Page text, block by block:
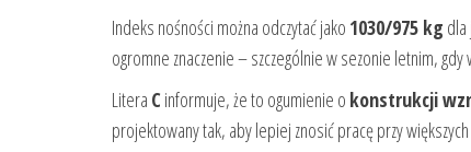
Indeks nośności można odczytać jako 1030/975 kg
ogromne znaczenie – szczególnie w sezonie letnim, gdy
Litera C informuje, że to ogumienie o konstrukcji
projektowany tak, aby lepiej znosić pracę przy